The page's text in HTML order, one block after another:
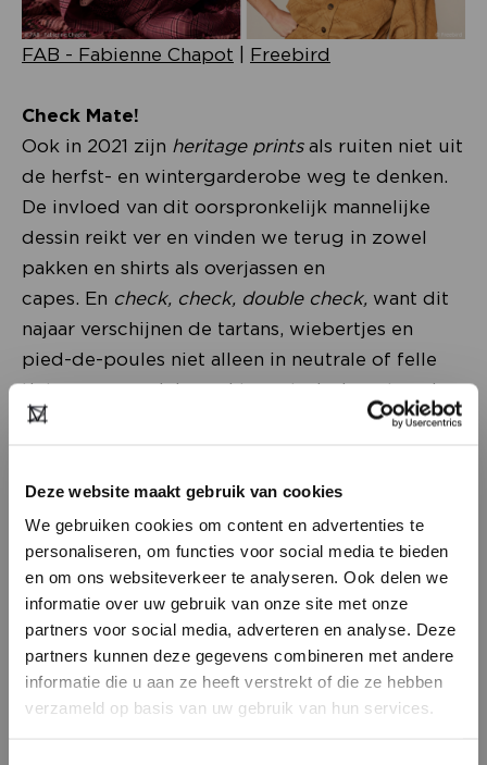
Deze website maakt gebruik van cookies
We gebruiken cookies om content en advertenties te
personaliseren, om functies voor social media te bieden
en om ons websiteverkeer te analyseren. Ook delen we
informatie over uw gebruik van onze site met onze
partners voor social media, adverteren en analyse. Deze
partners kunnen deze gegevens combineren met andere
informatie die u aan ze heeft verstrekt of die ze hebben
verzameld op basis van uw gebruik van hun services.
HEB JE NOG GEEN
ACCOUNT?
FAB - Fabienne Chapot Freebird
Check Mate!
Ook in 2021 zijn heritage printsals ruiten niet uit
de herfst- en wintergarderobe weg te denken.
De invloed van dit oorspronkelijk mannelijke
dessin reikt ver en vinden we terug in zowel
pakken en shirts als overjassen en
capes. En check, check, double check, want dit
najaar verschijnen de tartans, wiebertjes en
pied-de-poules niet alleen in neutrale of felle
tinten, maar ook in zachte materiaalsoorten als
flanel en wol.
Minus|VERO MODA|GESTUZ